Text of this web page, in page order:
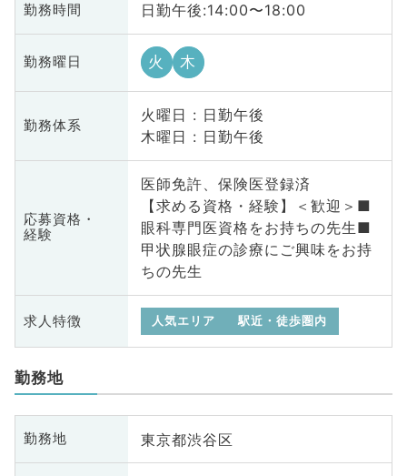
勤務時間 日勤午後:14:00〜18:00
勤務曜日 火 木
勤務体系
火曜日 : 日勤午後
木曜日 : 日勤午後
応募資格・
経験
医師免許、保険医登録済
【求める資格・経験】＜歓迎＞■
眼科専門医資格をお持ちの先生■
甲状腺眼症の診療にご興味をお持
ちの先生
求人特徴 人気エリア 駅近・徒歩圏内
勤務地
勤務地 東京都渋谷区